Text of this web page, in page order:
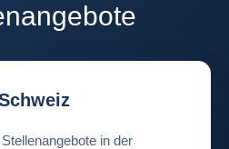
in der